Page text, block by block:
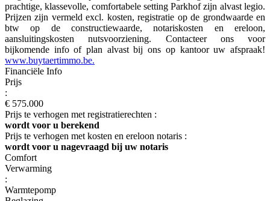
prachtige, klassevolle, comfortabele setting Parkhof zijn alvast legio.
Prijzen zijn vermeld excl. kosten, registratie op de grondwaarde en
btw op de constructiewaarde, notariskosten en ereloon,
aansluitingskosten nutsvoorziening. Contacteer ons voor
bijkomende info of plan alvast bij ons op kantoor uw afspraak!
www.buytaertimmo.be.
Financiële Info
Prijs
:
€ 575.000
Prijs te verhogen met registratierechten :
wordt voor u berekend
Prijs te verhogen met kosten en ereloon notaris :
wordt voor u nagevraagd bij uw notaris
Comfort
Verwarming
:
Warmtepomp